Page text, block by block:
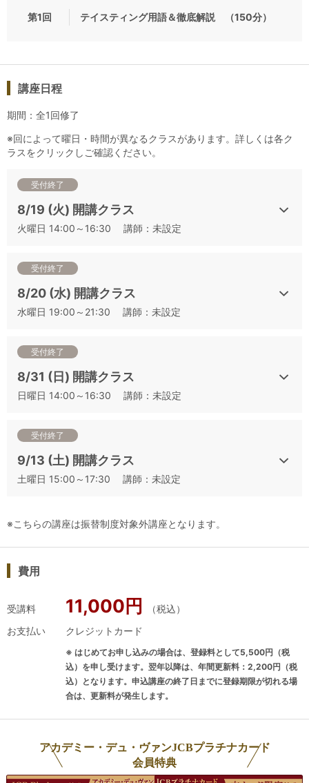
は、こちらの「テイスティング用語・徹底解説」講座を受講するこ
▼2025年度の二次試験対策講座のご案内一覧およびお
けます。
＝調整中の講座があるため、近日リンクを作成します
＜アカデミーデュヴァンのJ.S.A.ソムリエ/ワインエキ
スパート二次対策講座 全体概要＞
J.S.A.ソムリエ/ワインエキスパート資格の二次試験に臨まれる方を
対象とした講座です。
本講座では、二次試験で課せられるブラインド･テイスティングにお
ける過去の出題パターンを徹底分析し、本番形式でのトレーニング
一発勝負のテイスティング試験は、一次試験と比べても緊張の度合
いが高くなるため、事前の「場慣れ」は必須です。アカデミー・デ
ュ・ヴァンが誇る二次試験対策講座で、「備えあれば憂いなし」の
安心を手にしてください。
■できるだけ少ない受講で基礎から実践まで全て網羅できるおススメ
の組み合わせ
＋【得点力アップ】得点に結びつく蒸留酒とリキュールを徹底解
■少し受講が増えても、確実な得点力をつけたい方へのおススメの組
＋【得点力アップ】得点に結びつく蒸留酒とリキュールを徹底解
説 琥珀色編＆無色透明編
＋【総仕上げに】テイスティング模擬試験（自信がつくまで何度
でも）
定期的な受講ができない方へのおススメの組み合わせ（単発受講の
み組み合わせ）
第1回 テイスティング用語＆徹底解説 （150分）
講座日程
期間：全1回修了
※回によって曜日・時間が異なるクラスがあります。詳しくは各ク
ラスをクリックしご確認ください。
受付終了
8/19 (火) 開講クラス
火曜日 14:00～16:30 講師：未設定
受付終了
8/20 (水) 開講クラス
水曜日 19:00～21:30 講師：未設定
受付終了
8/31 (日) 開講クラス
日曜日 14:00～16:30 講師：未設定
受付終了
9/13 (土) 開講クラス
土曜日 15:00～17:30 講師：未設定
※こちらの講座は振替制度対象外講座となります。
費用
受講料 11,000円
（税込）
お支払い
クレジットカード
※ はじめてお申し込みの場合は、登録料として5,500円（税
込）を申し受けます。翌年以降は、年間更新料：2,200円（税
込）となります。申込講座の終了日までに登録期限が切れる場
合は、更新料が発生します。
アカデミー・デュ・ヴァンJCBプラチナカード
会員特典